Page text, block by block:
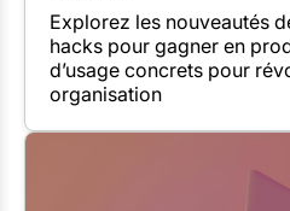
Explorez les nouveautés
hacks pour gagner en
d’usage concrets pour
organisation